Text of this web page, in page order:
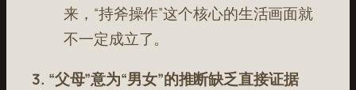
来，“持斧操作”这个核心的生活画面就
不一定成立了。
3. “父母”意为“男女”的推断缺乏直接证据